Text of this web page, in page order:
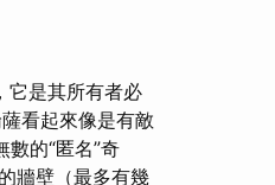
它是其所有者必
看起來像是有敵
數的“匿名”奇
牆壁（最多有幾